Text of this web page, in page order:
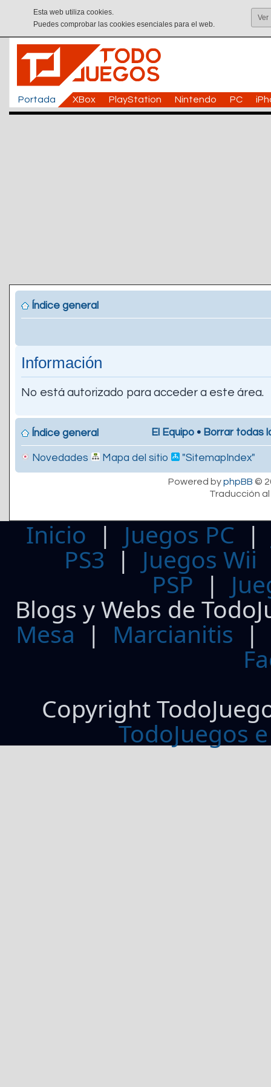
Esta web utiliza cookies.
Puedes comprobar las cookies esenciales para el web.
Ver
Portada XBox PlayStation Nintendo PC
Índice general
Información
No está autorizado para acceder a este área.
Índice general El Equipo • Borrar todas
Novedades Mapa del sitio "SitemapIndex"
Powered byphpBB ©
Traducción
Inicio | Juegos PC
PS3| Juegos Wii
PSP |
Blogs y Webs de
Mesa | Marcianitis |
Copyright
TodoJuegos